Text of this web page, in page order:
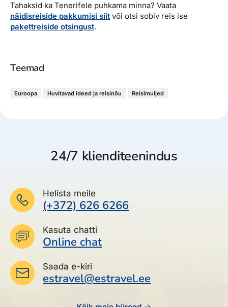
Tahaksid ka Tenerifele puhkama minna? Vaata
näidisreiside pakkumisi siit või otsi sobiv reis ise
pakettreiside otsingust.
Teemad
Euroopa Huvitavad ideed ja reisinõu Reisimuljed
24/7 klienditeenindus
Helista meile
(+372) 626 6266
Kasuta chatti
Online chat
Saada e-kiri
estravel@estravel.ee